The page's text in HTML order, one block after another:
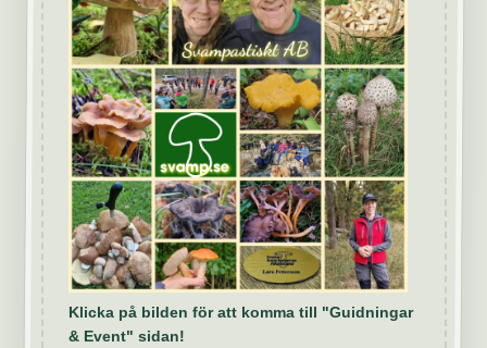
Klicka på bilden för att komma till "Guidningar
& Event" sidan!